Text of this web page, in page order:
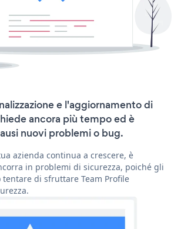
e l'aggiornamento di
ancora più tempo ed è
nuovi problemi o bug.
azienda continua a crescere, è
in problemi di sicurezza, poiché gli
di sfruttare Team Profile